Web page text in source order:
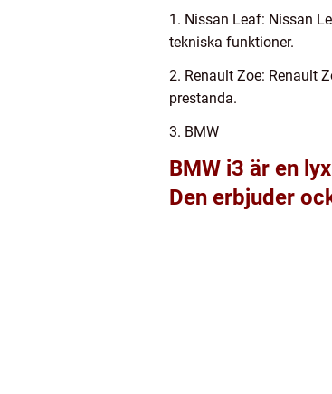
1. Nissan Leaf: Nissan
tekniska funktioner.
2. Renault Zoe: Renault
prestanda.
3. BMW
BMW i3 är en
Den erbjuder